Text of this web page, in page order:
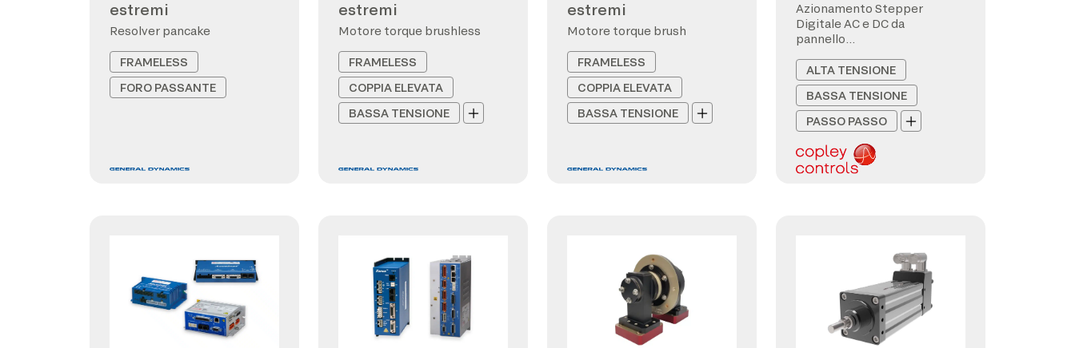
estremi
Resolver pancake
FRAMELESS
FORO PASSANTE
estremi
Motore torque brushless
FRAMELESS
COPPIA ELEVATA
BASSA TENSIONE
estremi
Motore torque brush
FRAMELESS
COPPIA ELEVATA
BASSA TENSIONE
Azionamento Stepper
Digitale AC e DC da
pannello
ALTA TENSIONE
BASSA TENSIONE
PASSO PASSO